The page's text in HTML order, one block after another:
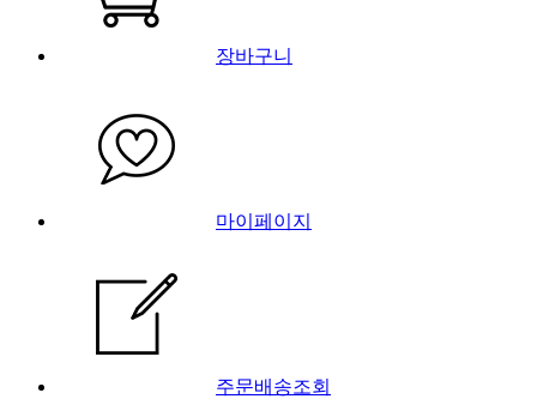
장바구니
마이페이지
주문배송조회